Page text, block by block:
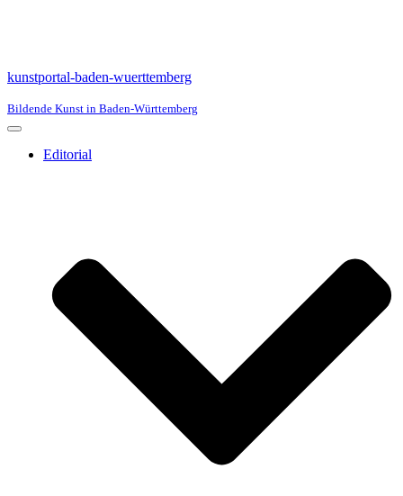
Uli Rothfuss
Harald Schwiers
kunstportal-baden-wuerttemberg
Bildende Kunst in Baden-Württemberg
Navigationsmenü
Editorial